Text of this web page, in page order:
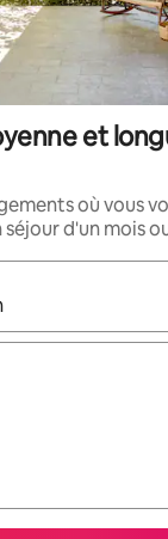
et
où vous
d'un mois
s'affichent,